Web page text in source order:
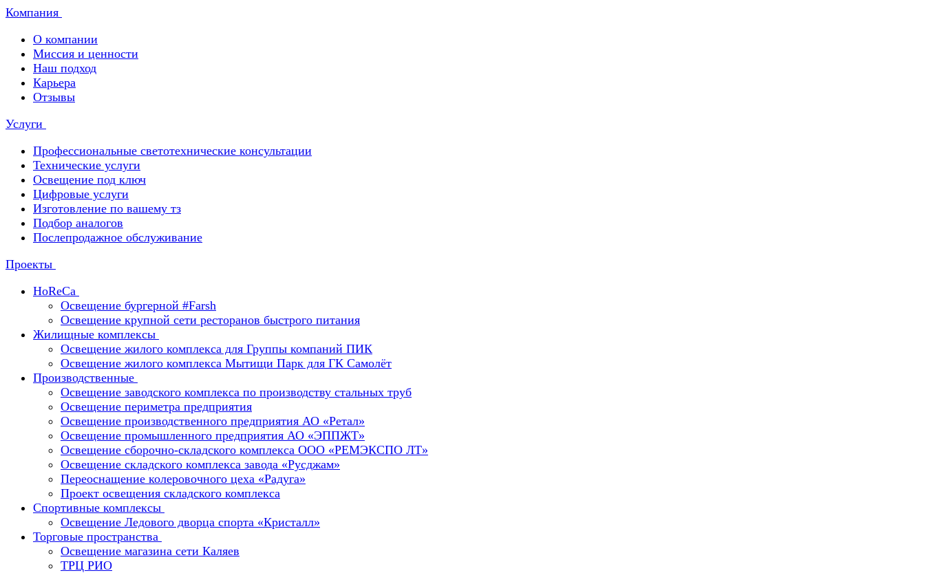
Компания
О компании
Миссия и ценности
Наш подход
Карьера
Отзывы
Услуги
Профессиональные светотехнические консультации
Технические услуги
Освещение под ключ
Цифровые услуги
Изготовление по вашему тз
Подбор аналогов
Послепродажное обслуживание
Проекты
HoReCa
Освещение бургерной #Farsh
Освещение крупной сети ресторанов быстрого питания
Жилищные комплексы
Освещение жилого комплекса для Группы компаний ПИК
Освещение жилого комплекса Мытищи Парк для ГК Самолёт
Производственные
Освещение заводского комплекса по производству стальных труб
Освещение периметра предприятия
Освещение производственного предприятия АО «Ретал»
Освещение промышленного предприятия АО «ЭППЖТ»
Освещение сборочно-складского комплекса ООО «РЕМЭКСПО ЛТ»
Освещение складского комплекса завода «Русджам»
Переоснащение колеровочного цеха «Радуга»
Проект освещения складского комплекса
Спортивные комплексы
Освещение Ледового дворца спорта «Кристалл»
Торговые пространства
Освещение магазина сети Каляев
ТРЦ РИО